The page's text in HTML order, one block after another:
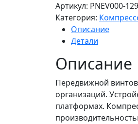
Артикул: PNEV000-
Категория:
Описание
Детали
Описание
Передвижной
организаций.
платформах.